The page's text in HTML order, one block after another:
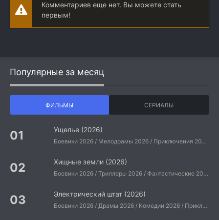
Комментариев еще нет. Вы можете стать
первым!
Популярные за месяц
ФИЛЬМЫ СЕРИАЛЫ
Ущелье (2026)
Боевики 2026 / Мелодрамы 2026 / Приключения 2026 / Ужасы 2026 / Фантастические 2026 / Зарубежные фильмы 2026 / Американские фильмы / Фильмы 2026
Хищные земли (2026)
Боевики 2026 / Триллеры 2026 / Фантастические 2026 / Зарубежные фильмы 2026 / Американские фильмы / Фильмы 2026
Электрический штат (2026)
Боевики 2026 / Драмы 2026 / Комедии 2026 / Приключения 2026 / Фантастические 2026 / Зарубежные фильмы 2026 / Американские фильмы / Фильмы 2026